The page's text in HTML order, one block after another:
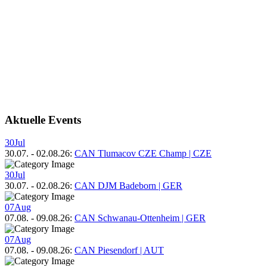
Aktuelle Events
30Jul
30.07. - 02.08.26: CAN Tlumacov CZE Champ | CZE
30Jul
30.07. - 02.08.26: CAN DJM Badeborn | GER
07Aug
07.08. - 09.08.26: CAN Schwanau-Ottenheim | GER
07Aug
07.08. - 09.08.26: CAN Piesendorf | AUT